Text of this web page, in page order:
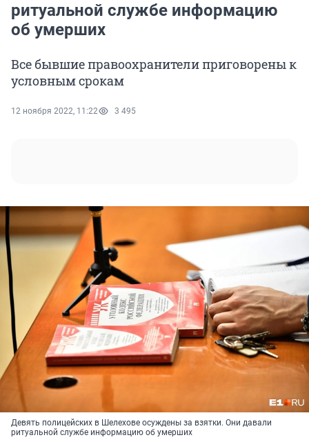
ритуальной службе информацию
об умерших
Все бывшие правоохранители приговорены к
условным срокам
12 ноября 2022, 11:22 3 495
Девять полицейских в Шелехове осуждены за взятки. Они давали
ритуальной службе информацию об умерших